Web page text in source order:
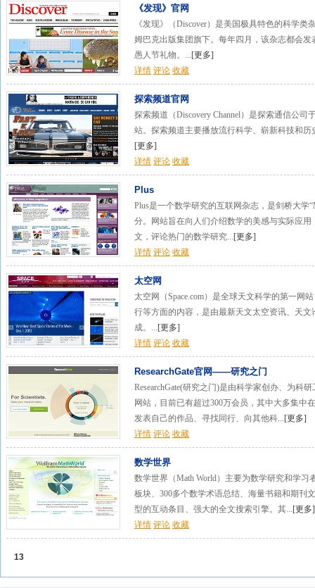
《发现》官网
《发现》（Discover）是美国极具特色的科学
姆巴克出版集团旗下。每年四月，该杂志都会
愚人节礼物。...[更多]
详情 评论 收藏
探索频道官网
探索频道（Discovery Channel）是探索通信公
站。探索频道主要播放流行科学、崭新科技和
[更多]
详情 评论 收藏
Plus
Plus是一个数学研究的互联网杂志，是剑桥大学
分。网站旨在向人们介绍数学的美感与实际应
文，评论热门的数学研究...[更多]
详情 评论 收藏
太空网
太空网（Space.com）是全球天文科学的第一网
行等方面的内容，是由最新天文太空资讯、天
成。...[更多]
详情 评论 收藏
ResearchGate官网——研究之门
ResearchGate(研究之门)是由科学家创办、为科
网站，目前已有超过300万会员，其中大多集中
发表自己的作品、寻找同行、向其他科...[更多]
详情 评论 收藏
数学世界
数学世界（Math World）主要为数学研究和学
板块、300多个数学术语总结、海量书籍和期刊
型的互动条目、强大的全文搜索引擎。其...[更多]
详情 评论 收藏
13